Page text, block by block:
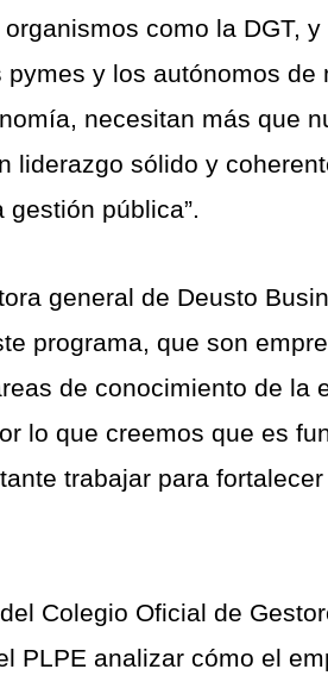
como la DGT, y
y los autónomos de
necesitan más que
liderazgo sólido y
pública”.
general de Deusto
programa, que son
de conocimiento de la
lo que creemos que es
trabajar para
Colegio Oficial de
PLPE analizar cómo el